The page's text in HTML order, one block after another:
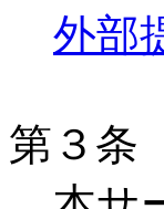
外部
第３条